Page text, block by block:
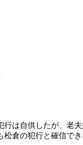
行は自供したが、老
松倉の犯行と確信で